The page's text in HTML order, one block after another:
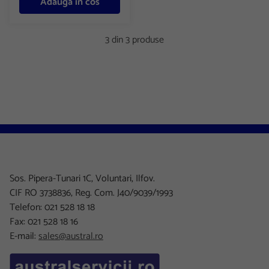
3 din 3 produse
Sos. Pipera-Tunari 1C, Voluntari, Ilfov.
CIF RO 3738836, Reg. Com. J40/9039/1993
Telefon: 021 528 18 18
Fax: 021 528 18 16
E-mail:sales@austral.ro